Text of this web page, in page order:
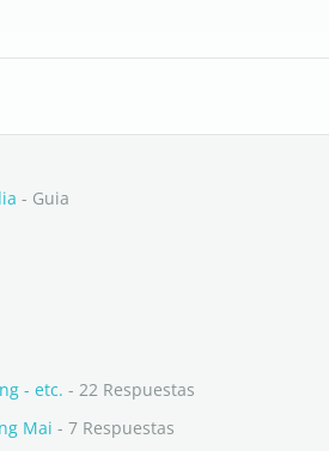
- Guia
- etc. - 22 Respuestas
Mai - 7 Respuestas